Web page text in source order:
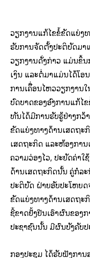
ວຽກງານແກ້ໄຂຂໍ້ຂັດແຍ່ງ
ຮັບການຈັດຕັ້ງປະຕິບັດມາ
ວຽກງານດັ່ງກ່າວ ແມ່ນຂຶ້
ເງິນ ແລະຕໍ່ມາແມ່ນໄດ້ໂ
ການເຄຶີ່ອນໄຫວວຽກງານ
ບົດບາດຂອງອົງການແກ້ໄ
ທັນໄດ້ມີການຮັບຮູ້ຢ່າງກວ້
ຂັດແຍ່ງທາງດ້ານເສດຖະ
ເສດຖະກິດ ແລະຫ້ອງກາ
ຄວາມວ່ອງໄວ, ປະຍັດຄ່າ
ດ້ານເສດຖະກິດນັ້ນ ຄູ່ກໍລ
ປະຕິບັດ ຝ່າຍອັບປະໂຫຍ
ຂັດແຍ່ງທາງດ້ານເສດຖະ
ຊີ້ຂາດຢັ້ງຢືນເອົາຜົນຂອງ
ປະຊາຊົນນັ້ນ ມີຜົນບັງຄັບ
ກອງປະຊຸມ ໄດ້ຮັບຟັງກາ